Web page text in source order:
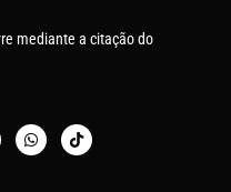
mediante a citação do